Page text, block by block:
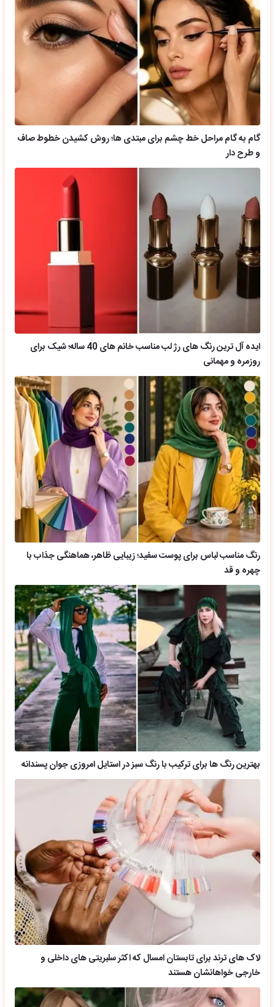
گام به گام مراحل خط چشم برای مبتدی ها؛ روش کشیدن خطوط صاف
و طرح دار
ایده آل ترین رنگ های رژ لب مناسب خانم های 40 ساله؛ شیک برای
روزمره و مهمانی
رنگ مناسب لباس برای پوست سفید؛ زیبایی ظاهر، هماهنگی جذاب با
چهره و قد
بهترین رنگ ها برای ترکیب با رنگ سبز در استایل امروزی جوان پسندانه
لاک های ترند برای تابستان امسال که اکثر سلبریتی های داخلی و
خارجی خواهانشان هستند